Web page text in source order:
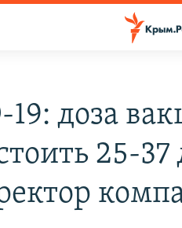
19: доза
25-37